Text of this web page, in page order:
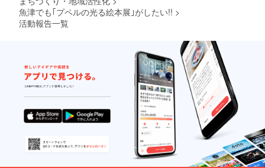
津ブラ
ンドの
果樹も
大人気
です。
魚津は
まさに
食の宝
船〜♩
お越し
を心よ
りお待
ちして
おりま
魚津でも｢プペルの光る絵本展｣がしたい!! >
活動報告一覧